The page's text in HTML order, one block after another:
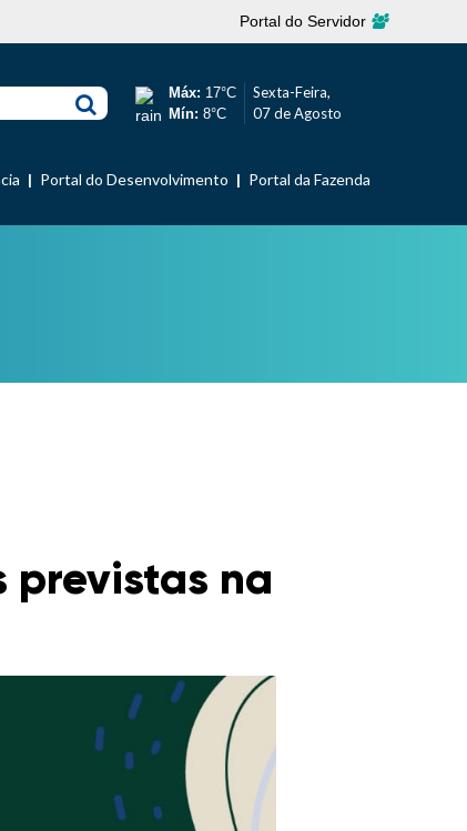
Portal do Servidor
Máx: 17°C
Mín: 8°C
Sexta-Feira,
07 de Agosto
Portal do Desenvolvimento Portal da Fazenda
previstas na